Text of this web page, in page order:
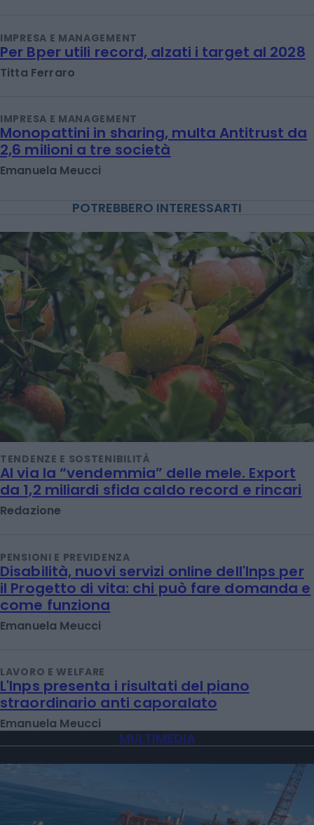
IMPRESA E MANAGEMENT
Per Bper utili record, alzati i target al 2028
Titta Ferraro
IMPRESA E MANAGEMENT
Monopattini in sharing, multa Antitrust da
2,6 milioni a tre società
Emanuela Meucci
POTREBBERO INTERESSARTI
TENDENZE E SOSTENIBILITÀ
Al via la “vendemmia” delle mele. Export
da 1,2 miliardi sfida caldo record e rincari
Redazione
PENSIONI E PREVIDENZA
Disabilità, nuovi servizi online dell'Inps per
il Progetto di vita: chi può fare domanda e
come funziona
Emanuela Meucci
LAVORO E WELFARE
L'Inps presenta i risultati del piano
straordinario anti caporalato
Emanuela Meucci
MULTIMEDIA